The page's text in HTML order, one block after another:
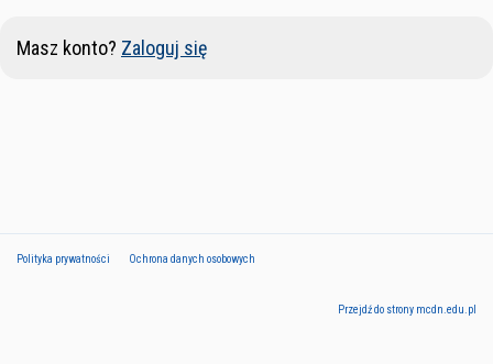
Masz konto? Zaloguj się
Polityka prywatności Ochrona danych osobowych
Przejdź do strony mcdn.edu.pl